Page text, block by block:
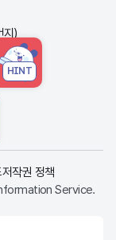
지)
HINT
저작권 정책
Service.